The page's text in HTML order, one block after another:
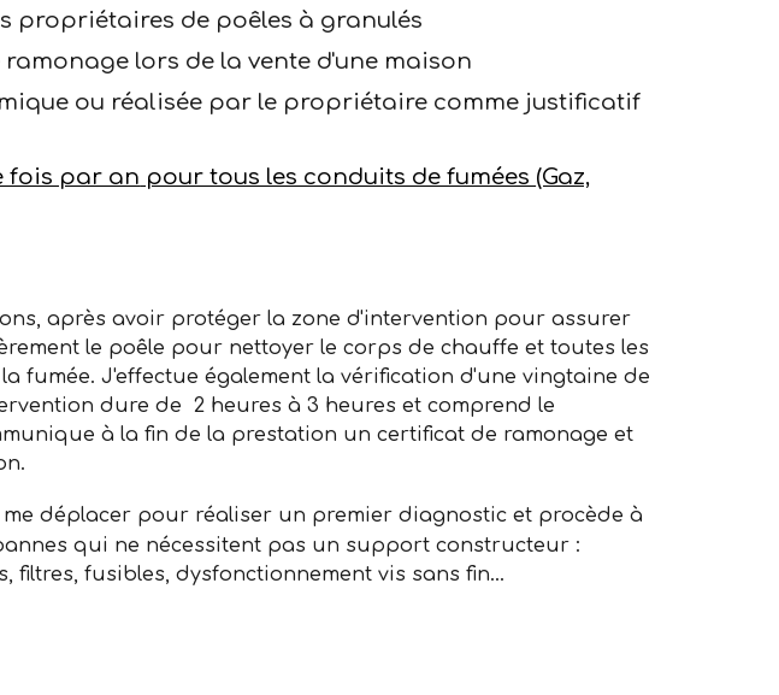
propriétaires de poêles à granulés
lors de la vente d'une maison
ou réalisée par le propriétaire comme justificatif
fois par an pour tous les conduits de fumées (Gaz,
après avoir protéger la zone d'intervention pour assurer
le poêle pour nettoyer le corps de chauffe et toutes les
fumée. J'effectue également la vérification d'une vingtaine de
dure de 2 heures à 3 heures et comprend le
à la fin de la prestation un certificat de ramonage et
déplacer pour réaliser un premier diagnostic et procède à
qui ne nécessitent pas un support constructeur :
filtres, fusibles, dysfonctionnement vis sans fin...